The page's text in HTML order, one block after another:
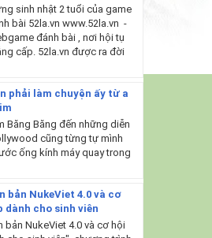
sinh nhật 2 tuổi của game
bài 52la.vn www.52la.vn -
đánh bài , nơi hội tụ
cấp. 52la.vn được ra đời
phải làm chuyện ấy từ a
Băng Băng đến những diễn
cũng từng tự mình
ống kính máy quay trong
bản NukeViet 4.0 và cơ
dành cho sinh viên
bản NukeViet 4.0 và cơ hội